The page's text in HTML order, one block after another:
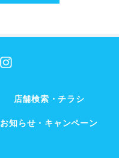
店舗検索・チラシ
お知らせ・キャンペーン